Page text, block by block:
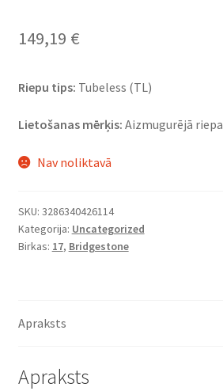
149,19 €
Riepu tips: Tubeless (TL)
Lietošanas mērķis: Aizmugurējā riepa
Nav noliktavā
SKU: 3286340426114
Kategorija: Uncategorized
Birkas: 17, Bridgestone
Apraksts
Apraksts